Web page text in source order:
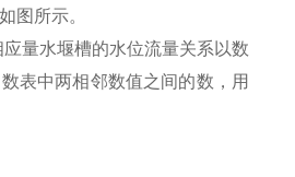
图所示。
量水堰槽的水位流量关系以数
表中两相邻数值之间的数，用